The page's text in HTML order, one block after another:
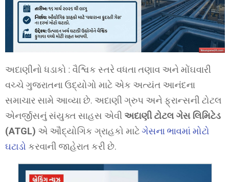
અદાણીનો ધડાકો : વૈશ્વિક સ્તરે વધતા તણાવ અને મોંઘવારી
વચ્ચે ગુજરાતના ઉદ્યોગો માટે એક અત્યંત આનંદના
સમાચાર સામે આવ્યા છે. અદાણી ગ્રુપ અને ફ્રાન્સની ટોટલ
એનર્જીસનું સંયુક્ત સાહસ એવીઅદાણી ટોટલ ગેસ લિમિટેડ
(ATGL) એ ઔદ્યોગિક ગ્રાહકો માટેગેસના ભાવમાં મોટો
ઘટાડો કરવાની જાહેરાત કરી છે.